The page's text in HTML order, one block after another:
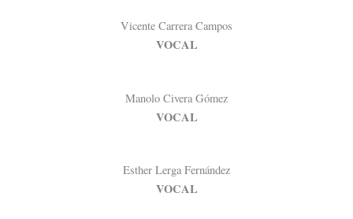
Vicente Carrera Campos
VOCAL
Manolo Civera Gómez
VOCAL
Esther Lerga Fernández
VOCAL